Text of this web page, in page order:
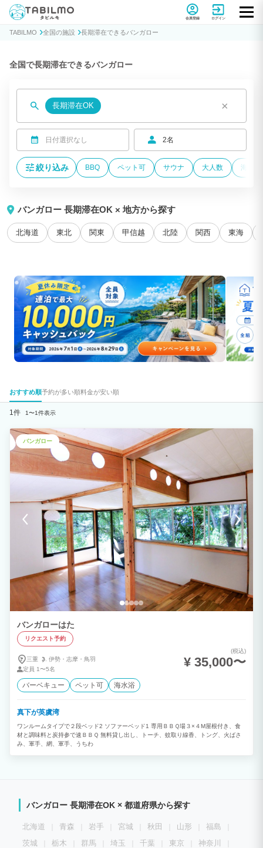
貸別荘コテージ・一棟貸し宿泊予約サイトTABILMO(タビルモ)
会員登録 ログイン
TABILMO 全国の施設 長期滞在できるバンガロー
全国で長期滞在できるバンガロー
長期滞在OK ×
日付選択なし 2名
絞り込み BBQ ペット可 サウナ 大人数 海が
バンガロー 長期滞在OK × 地方から探す
北海道 東北 関東 甲信越 北陸 関西 東海
おすすめ順予約が多い順料金が安い順
1件 1〜1件表示
バンガロー
バンガローはた
リクエスト予約
三重 伊勢・ 志摩・ 鳥羽
定員 1〜5名
(税込)
¥ 35,000〜
バーベキュー ペット可 海水浴
真下が英虞湾
ワンルームタイプで２段ベッド2 ソファーベッド1 専用ＢＢＱ場３×４M屋根付き、食
材と調味料と炭持参で速ＢＢＱ 無料貸し出し、トーチ、蚊取り線香、トング、火ばさ
み、軍手、網、軍手、うちわ
バンガロー 長期滞在OK × 都道府県から探す
北海道 青森 岩手 宮城 秋田 山形
福島
茨城
栃木 群馬 埼玉 千葉 東京
神奈川